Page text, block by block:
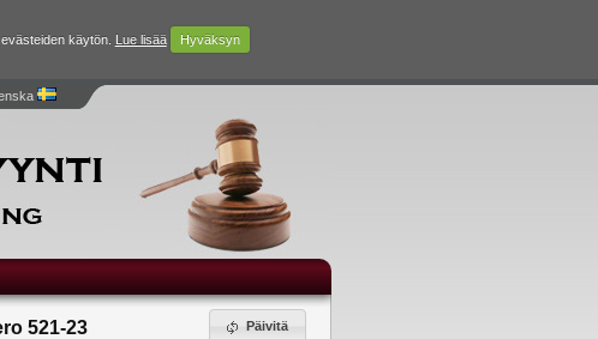
käytön. Lue lisää Hyväksyn
Päivitä
521-23